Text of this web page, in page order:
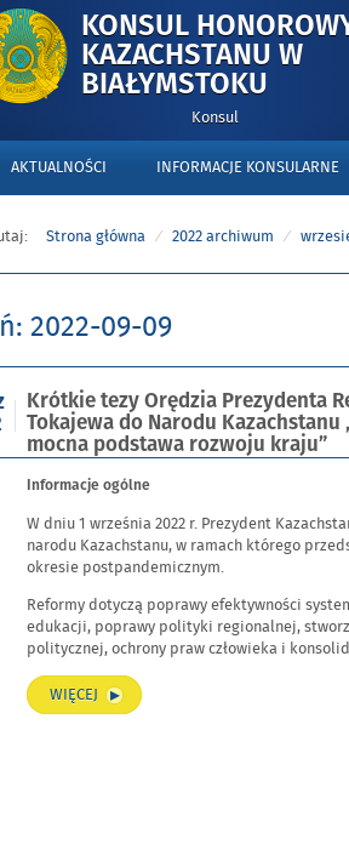
KONSUL
KAZACHSTANU W
BIAŁYMSTOKU
TEZY
DO
I
–
Konsul
AKTUALNOŚCI INFORMACJE KONSULARNE
Strona główna 2022 archiwum
2022-09-09
Krótkie tezy Orędzia Prezydenta
Tokajewa do Narodu
mocna podstawa rozwoju kraju”
Informacje ogólne
W dniu 1 września 2022 r. Prezydent
narodu Kazachstanu, w ramach którego
okresie postpandemicznym.
Reformy dotyczą poprawy efektywności
edukacji, poprawy polityki regionalnej,
politycznej, ochrony praw człowieka i
WIĘCEJ „KRÓTKIE
TEZY